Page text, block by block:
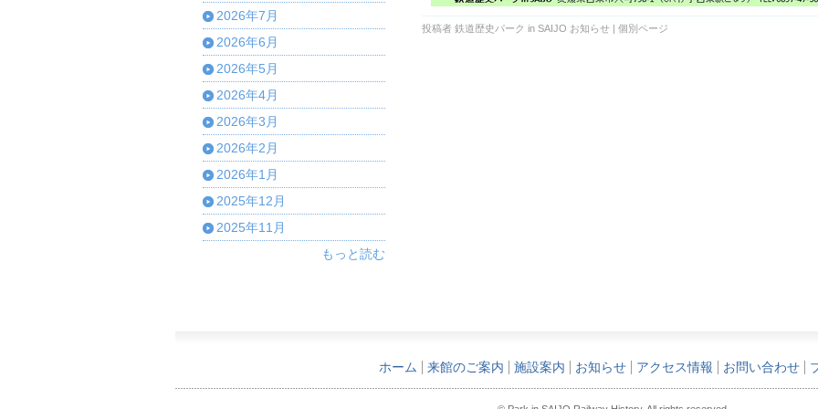
2026年7月
2026年6月
2026年5月
2026年4月
2026年3月
2026年2月
2026年1月
2025年12月
2025年11月
もっと読む
投稿者 鉄道歴史パーク in SAIJO お知らせ | 個別ページ
ホーム 来館のご案内 施設案内 お知らせ アクセス情報 お問い合わせ